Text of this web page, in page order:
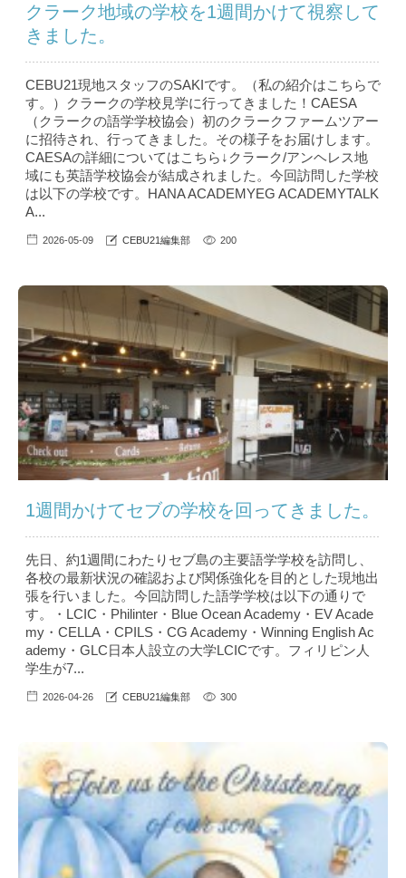
クラーク地域の学校を1週間かけて視察して
きました。
CEBU21現地スタッフのSAKIです。（私の紹介はこちら で
す。）クラークの学校見学に行ってきました！CAESA
（クラークの語学学校協会）初のクラークファームツアー
に招待され、行ってきました。その様子をお届けします。
CAESAの詳細についてはこちら↓クラーク/アンヘレス地
域にも英語学校協会が結成されました。今回訪問した学校
は以下の学校です。HANA ACADEMYEG ACADEMYTALK
A...
2026-05-09 CEBU21編集部 200
1週間かけてセブの学校を回ってきました。
先日、約1週間にわたりセブ島の主要語学学校を訪問し、
各校の最新状況の確認および関係強化を目的とした現地出
張を行いました。今回訪問した語学学校は以下の通りで
す。・LCIC・Philinter・Blue Ocean Academy・EV Acade
my・CELLA・CPILS・CG Academy・Winning English Ac
ademy・GLC日本人設立の大学LCICです。フィリピン人
学生が7...
2026-04-26 CEBU21編集部 300